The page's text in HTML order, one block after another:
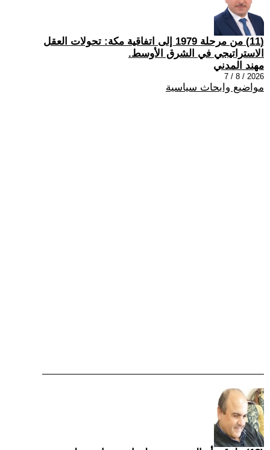
(11) من مرحلة 1979 إلى اتفاقية مكة: تحولات العقل
الاستراتيجي في الشرق الأوسط.
مهند المدني
2026 / 8 / 7
مواضيع وابحاث سياسية